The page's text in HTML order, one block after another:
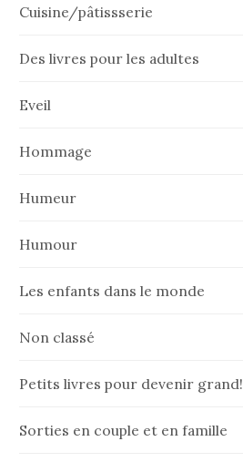
Cuisine/pâtissserie
Des livres pour les adultes
Eveil
Hommage
Humeur
Humour
Les enfants dans le monde
Non classé
Petits livres pour devenir grand!
Sorties en couple et en famille